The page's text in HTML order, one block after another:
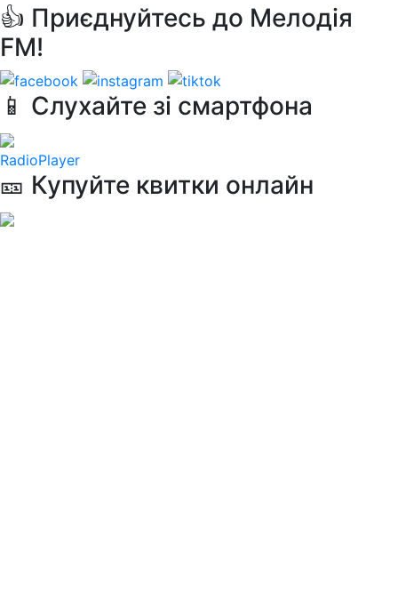
👍 Приєднуйтесь до Мелодія
FM!
📱 Слухайте зі смартфона
RadioPlayer
🎫 Купуйте квитки онлайн